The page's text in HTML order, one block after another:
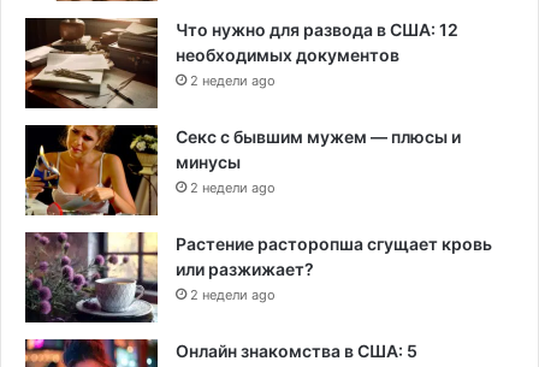
Что нужно для развода в США: 12
необходимых документов
2 недели ago
Секс с бывшим мужем — плюсы и
минусы
2 недели ago
Растение расторопша сгущает кровь
или разжижает?
2 недели ago
Онлайн знакомства в США: 5